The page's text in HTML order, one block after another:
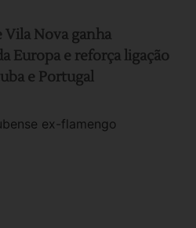
Vila Nova ganha
Europa e reforça ligação
e Portugal